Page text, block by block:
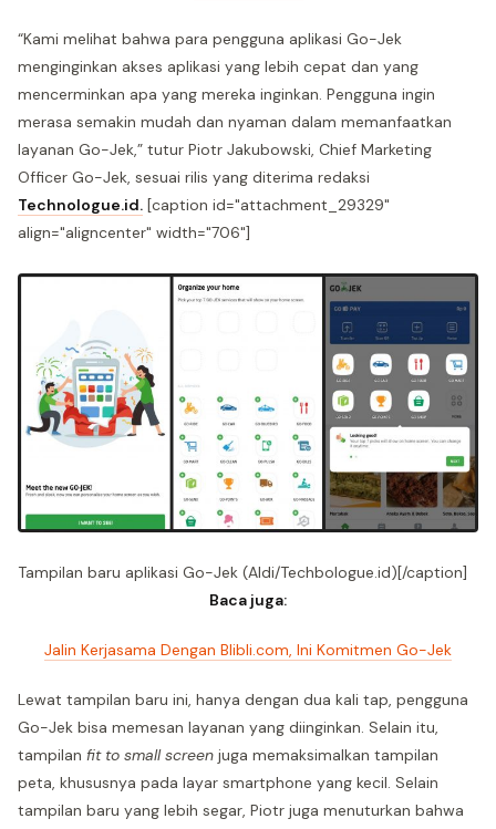
“Kami melihat bahwa para pengguna aplikasi Go-Jek
menginginkan akses aplikasi yang lebih cepat dan yang
mencerminkan apa yang mereka inginkan. Pengguna ingin
merasa semakin mudah dan nyaman dalam memanfaatkan
layanan Go-Jek,” tutur Piotr Jakubowski, Chief Marketing
Officer Go-Jek, sesuai rilis yang diterima redaksi
Technologue.id. [caption id="attachment_29329"
align="aligncenter" width="706"]
Tampilan baru aplikasi Go-Jek (Aldi/Techbologue.id)[/caption]
Baca juga:
Jalin Kerjasama Dengan Blibli.com, Ini Komitmen Go-Jek
Lewat tampilan baru ini, hanya dengan dua kali tap, pengguna
Go-Jek bisa memesan layanan yang diinginkan. Selain itu,
tampilan fit to small screen juga memaksimalkan tampilan
peta, khususnya pada layar smartphone yang kecil. Selain
tampilan baru yang lebih segar, Piotr juga menuturkan bahwa